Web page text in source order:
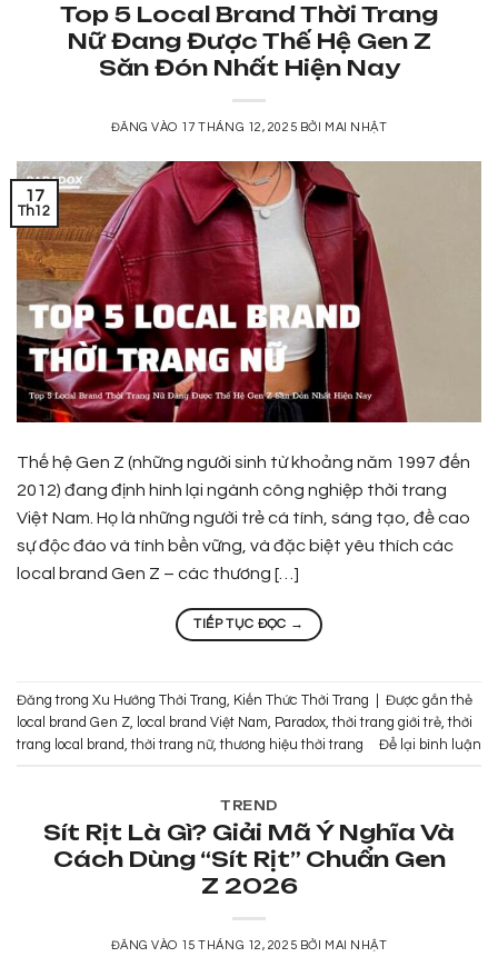
Top 5 Local Brand Thời Trang
Nữ Đang Được Thế Hệ Gen Z
Săn Đón Nhất Hiện Nay
ĐĂNG VÀO 17 THÁNG 12, 2025 BỞI MAI NHẬT
17
Th12
Thế hệ Gen Z (những người sinh từ khoảng năm 1997 đến
2012) đang định hình lại ngành công nghiệp thời trang
Việt Nam. Họ là những người trẻ cá tính, sáng tạo, đề cao
sự độc đáo và tính bền vững, và đặc biệt yêu thích các
local brand Gen Z – các thương […]
TIẾP TỤC ĐỌC →
Đăng trong Xu Hướng Thời Trang, Kiến Thức Thời Trang
Được gắn thẻ
local brand Gen Z, local brand Việt Nam, Paradox,thời trang giới trẻ,thời
trang local brand,thời trang nữ,thương hiệu thời trang Để lại bình luận
TREND
Sít Rịt Là Gì? Giải Mã Ý Nghĩa Và
Cách Dùng “Sít Rịt” Chuẩn Gen
Z 2026
ĐĂNG VÀO 15 THÁNG 12, 2025 BỞI MAI NHẬT